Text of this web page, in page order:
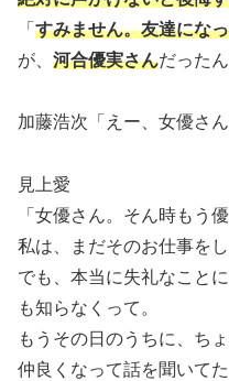
「 すみません。友達にな
が、 河合優実さんだった
加藤浩次「えー、女優さん
見上愛
「女優さん。そん時もう
私は、まだそのお仕事をし
でも、本当に失礼なこと
も知らなくって。
もうその日のうちに、ち
仲良くなって話を聞いて